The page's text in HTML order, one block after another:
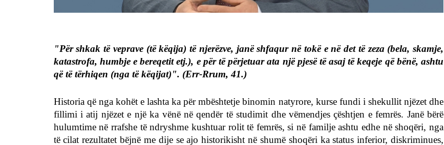
"Për shkak të veprave (të këqija) të njerëzve, janë shfaqur në tokë e në det të zeza (bela, skamje,
katastrofa, humbje e bereqetit etj.), e për të përjetuar ata një pjesë të asaj të keqeje që bënë, ashtu
që të tërhiqen (nga të këqijat)". (Err-Rrum, 41.)
Historia që nga kohët e lashta ka për mbështetje binomin natyrore, kurse fundi i shekullit njëzet dhe
fillimi i atij njëzet e një ka vënë në qendër të studimit dhe vëmendjes çështjen e femrës. Janë bërë
hulumtime në rrafshe të ndryshme kushtuar rolit të femrës, si në familje ashtu edhe në shoqëri, nga
të cilat rezultatet bëjnë me dije se ajo historikisht në shumë shoqëri ka status inferior, diskriminues,